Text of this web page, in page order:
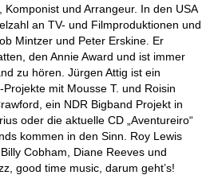
und Arrangeur. In den USA
an TV- und Filmproduktionen und
Mintzer und Peter Erskine. Er
den Annie Award und ist immer
zu hören. Jürgen Attig ist ein
mit Mousse T. und Roisin
ein NDR Bigband Projekt in
oder die aktuelle CD „Aventureiro“
kommen in den Sinn. Roy Lewis
Cobham, Diane Reeves und
good time music, darum geht’s!